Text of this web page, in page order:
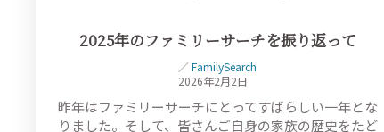
2025年のファミリーサーチを振り返って
／FamilySearch
2026年2月2日
昨年はファミリーサーチにとってすばらしい一年とな
りました。そして、皆さんご自身の家族の歴史をたど